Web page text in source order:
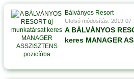
Bálványos Resort
Utolsó módosítás: 2019-
A BÁLVÁNYOS
keres MANAGER